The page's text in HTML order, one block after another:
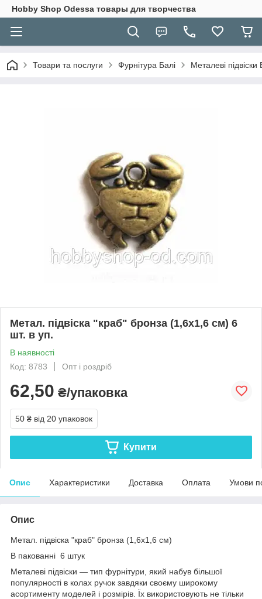
Hobbу Shop Odessa товары для творчества
Товари та послуги Фурнітура Балі Металеві підвіски
Метал. підвіска "краб" бронза (1,6х1,6 см) 6
шт. в уп.
В наявності
Код: 8783
Опт і роздріб
62,50 ₴/упаковка
50 ₴ від 20 упаковок
Купити
Опис Характеристики Доставка Оплата Умови
Опис
Метал. підвіска "краб" бронза (1,6х1,6 см)
В пакованні 6 штук
Металеві підвіски — тип фурнітури, який набув більшої
популярності в колах ручок завдяки своєму широкому
асортименту моделей і розмірів. Їх використовують не тільки